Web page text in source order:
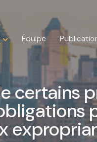
Équipe
construction
famille
Équipe
certains